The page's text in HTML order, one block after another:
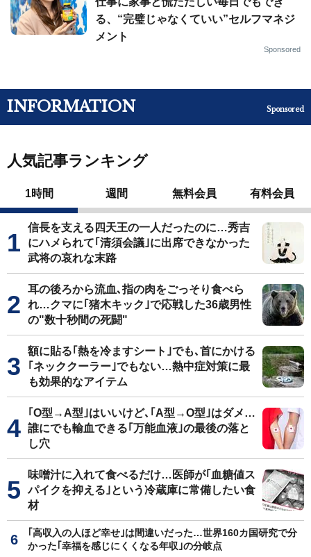
る、“完璧じゃなくていい”セルフマネジ
メント
Sponsored
INFORMATION Sponsored
人気記事ランキング
1時間 週間 無料会員 有料会員
信長を支える四天王の一人だったのに…秀吉
にハメられて｢清須会議｣に出席できなかった
武将の哀れな末路
耳の後ろから流血､指の肉をごっそり食べら
れ…クマに｢猪木キック｣で応戦した36歳男性
の"数十秒間の死闘"
額に貼る｢熱を冷ますシート｣でも､首にかける
｢ネッククーラー｣でもない…熱中症対策に最
も効果的なアイテム
｢O型→A型｣はいいけど､｢A型→O型｣はダメ…
誰にでも輸血できる｢万能血液｣の最後の落と
し穴
味噌汁に入れて食べるだけ…医師が｢血糖値ス
パイクを抑える｣という冷蔵庫に常備したい食
材
｢高収入の人ほど幸せ｣は間違いだった…世界160カ国研究で分
かった｢幸福を感じにくくなる年収｣の分岐点